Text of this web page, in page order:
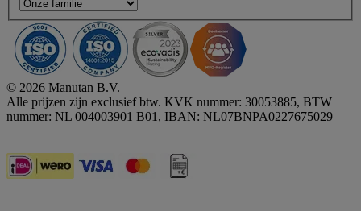
© 2026 Manutan B.V.
Alle prijzen zijn exclusief btw. KVK nummer: 30053885, BTW
nummer: NL 004003901 B01, IBAN: NL07BNPA0227675029